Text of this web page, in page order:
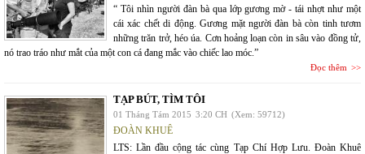
“ Tôi nhìn người đàn bà qua lớp gương mờ - tái nhợt như một
cái xác chết di động. Gương mặt người đàn bà còn tinh tươm
những trăn trở, héo úa. Cơn hoảng loạn còn in sâu vào đồng tử,
nó trao tráo như mắt của một con cá đang mắc vào chiếc lao móc.”
Đọc thêm
TẠP BÚT, TÌM TÔI
01 Tháng Tám 2015 3:20 CH (Xem: 59712)
ĐOÀN KHUÊ
LTS: Lần đầu cộng tác cùng Tạp Chí Hợp Lưu. Đoàn Khuê